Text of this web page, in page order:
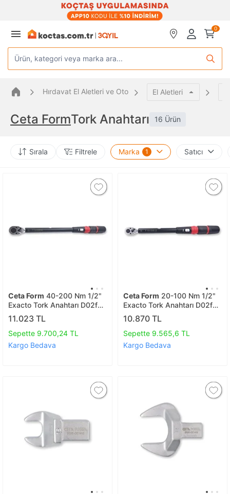
0
Ürün, kategori veya marka ara...
Hırdavat El Aletleri ve Oto El Aletleri
Ceta FormTork Anahtarı 16 Ürün
Sırala Filtrele Marka 1 Satıcı
Ceta Form 40-200 Nm 1/2"
Exacto Tork Anahtarı D02f2-
2120
11.023 TL
Sepette 9.700,24 TL
Kargo Bedava
Ceta Form 20-100 Nm 1/2"
Exacto Tork Anahtarı D02f2-
2110
10.870 TL
Sepette 9.565,6 TL
Kargo Bedava